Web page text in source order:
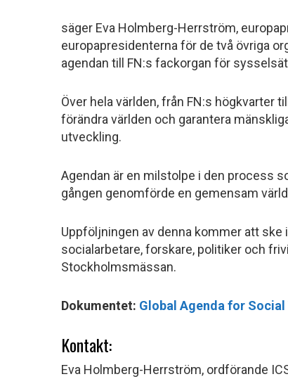
säger Eva Holmberg-Herrström,
europapresidenterna för de två övriga
agendan till FN:s fackorgan för
Över hela världen, från FN:s högkvarter
förändra världen och garantera
utveckling.
Agendan är en milstolpe i den process
gången genomförde en gemensam
Uppföljningen av denna kommer att
socialarbetare, forskare, politiker och
Stockholmsmässan.
Dokumentet: Global Agenda for
Kontakt:
Eva Holmberg-Herrström, ordförande